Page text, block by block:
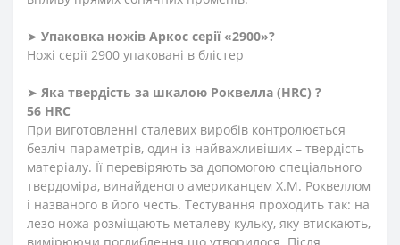
➤ Упаковка ножів Аркос серії «2900»?
Ножі серії 2900 упаковані в блістер
➤ Яка твердість за шкалою Роквелла (HRC) ?
56 HRC
При виготовленні сталевих виробів контролюється
безліч параметрів, один із найважливіших – твердість
матеріалу. Її перевіряють за допомогою спеціального
твердоміра, винайденого американцем Х.М. Роквеллом
і названого в його честь. Тестування проходить так: на
лезо ножа розміщають металеву кульку, яку втискають,